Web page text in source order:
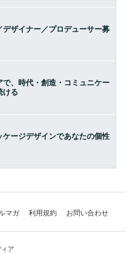
デザイナー／プロデューサー募
、時代・創造・コミュニケー
ける
ケージデザインであなたの個性
マガ 利用規約 お問い合わせ
ア